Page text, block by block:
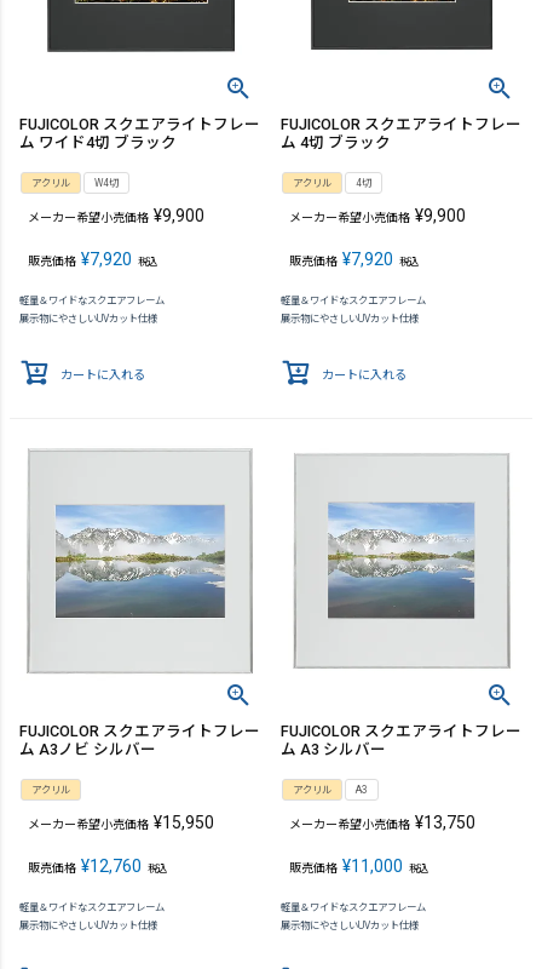
FUJICOLOR スクエアライトフレー
ム ワイド4切 ブラック
アクリル W4切
メーカー希望小売価格 ¥9,900
販売価格 ¥7,920 税込
軽量＆ワイドなスクエアフレーム
展示物にやさしいUVカット仕様
カートに入れる
FUJICOLOR スクエアライトフレー
ム 4切 ブラック
アクリル 4切
メーカー希望小売価格 ¥9,900
販売価格 ¥7,920 税込
軽量＆ワイドなスクエアフレーム
展示物にやさしいUVカット仕様
カートに入れる
FUJICOLOR スクエアライトフレー
ム A3ノビ シルバー
アクリル
メーカー希望小売価格 ¥15,950
販売価格 ¥12,760 税込
軽量＆ワイドなスクエアフレーム
展示物にやさしいUVカット仕様
FUJICOLOR スクエアライトフレー
ム A3 シルバー
アクリル A3
メーカー希望小売価格 ¥13,750
販売価格 ¥11,000 税込
軽量＆ワイドなスクエアフレーム
展示物にやさしいUVカット仕様